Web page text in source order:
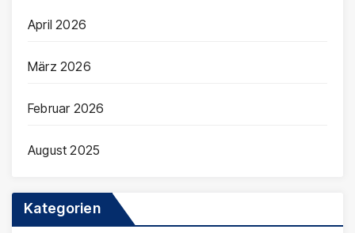
April 2026
März 2026
Februar 2026
August 2025
Kategorien